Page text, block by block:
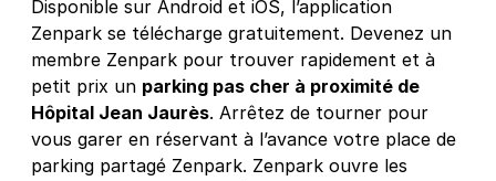
2,50 €/heure,23 €/jour,70 €/semaine(tarifs dégressifs)
Réserver
+ Abonnements disponibles
Métro Ourcq - avenue Jean Jaurès -
Disponible sur Android et iOS, l’application
Zenpark se télécharge gratuitement. Devenez un
membre Zenpark pour trouver rapidement et à
petit prix un parking pas cher à proximité de
Hôpital Jean Jaurès. Arrêtez de tourner pour
vous garer en réservant à l’avance votre place de
parking partagé Zenpark. Zenpark ouvre les